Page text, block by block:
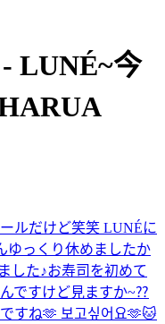
LUNÉ~今
ルだけど笑笑 LUNÉに
ゆっくり休めましたか
した♪お寿司を初めて
ですけど見ますか~⁇
すね🫶 보고싶어요🫶🐱